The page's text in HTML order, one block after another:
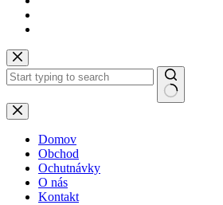
Skip
to
content
No
results
Domov
Obchod
Ochutnávky
O nás
Kontakt